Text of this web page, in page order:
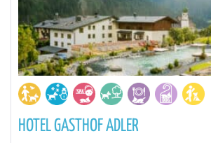
HOTEL GASTHOF ADLER